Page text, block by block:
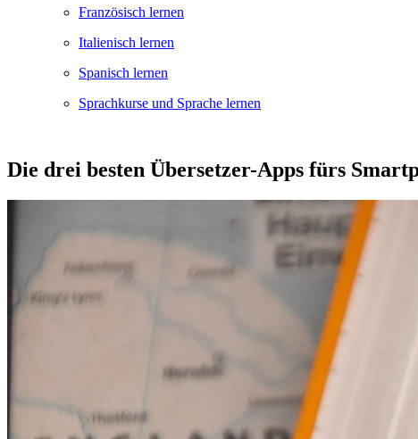
Französisch lernen
Italienisch lernen
Spanisch lernen
Sprachkurse und Sprache lernen
Die drei besten Übersetzer-Apps fürs